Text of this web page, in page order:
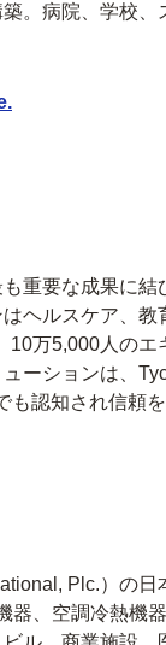
。病院、学校、
重要な成果に結
ヘルスケア、教
万5,000人のエ
ーションは、
認知され信頼を
Plc.）の日
器、空調冷熱機